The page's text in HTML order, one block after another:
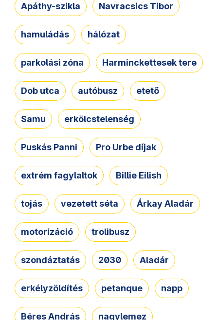
Apáthy-szikla Navracsics Tibor
hamuládás hálózat
parkolási zóna Harminckettesek tere
Dob utca autóbusz etető
Samu erkölcstelenség
Puskás Panni Pro Urbe díjak
extrém fagylaltok Billie Eilish
tojás vezetett séta Árkay Aladár
motorizáció trolibusz
szondáztatás 2030 Aladár
erkélyzöldítés petanque napp
Béres András nagylemez